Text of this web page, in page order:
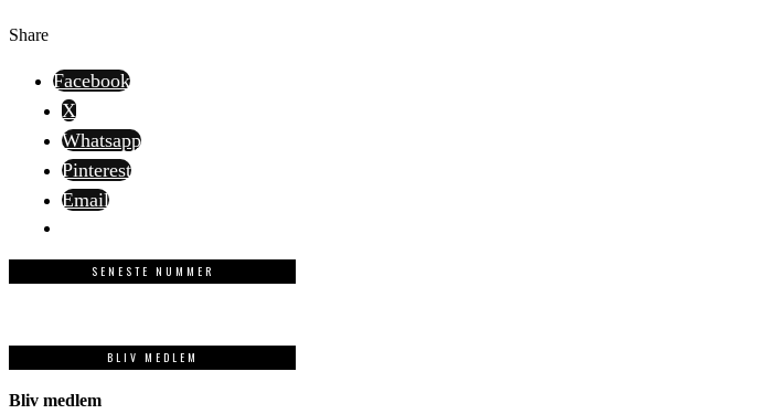
Share
Facebook
X
Whatsapp
Pinterest
Email
SENESTE NUMMER
BLIV MEDLEM
Bliv medlem